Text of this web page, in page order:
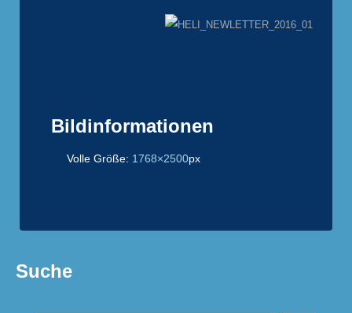
Bildinformationen
Volle Größe: 1768×2500px
Suche